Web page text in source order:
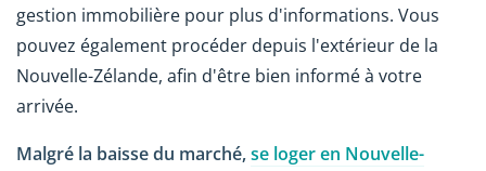
gestion immobilière pour plus d'informations. Vous
pouvez également procéder depuis l'extérieur de la
Nouvelle-Zélande, afin d'être bien informé à votre
arrivée.
Malgré la baisse du marché,se loger en Nouvelle-